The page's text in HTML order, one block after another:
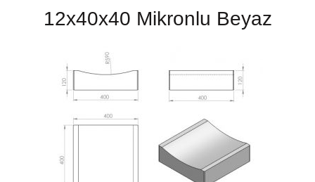
12x40x40 Mikronlu Beyaz